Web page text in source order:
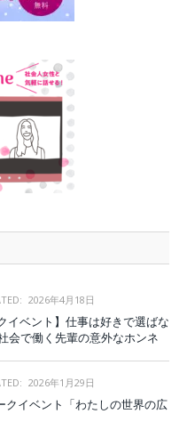
2026年4月18日
イベント】仕事は好きで選ばな
会で働く先輩の意外なホンネ
2026年1月29日
クイベント「わたしの世界の広